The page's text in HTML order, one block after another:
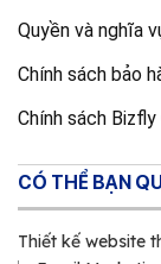
Quyền và nghĩa
Chính sách bảo
Chính sách Bizfly
CÓ THỂ BẠN
Thiết kế website